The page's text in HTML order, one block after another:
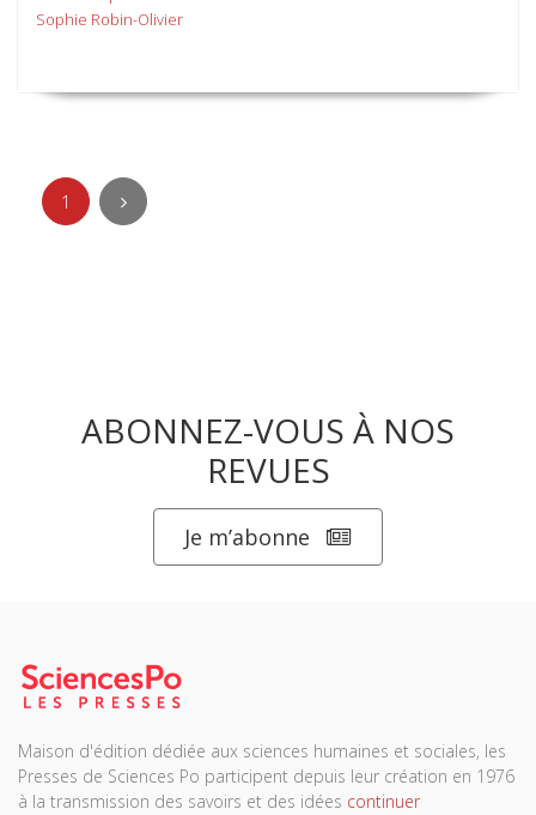
Sophie Robin-Olivier
1
ABONNEZ-VOUS À NOS
REVUES
Je m’abonne
Maison d'édition dédiée aux sciences humaines et sociales, les
Presses de Sciences Po participent depuis leur création en 1976
à la transmission des savoirs et des idées continuer